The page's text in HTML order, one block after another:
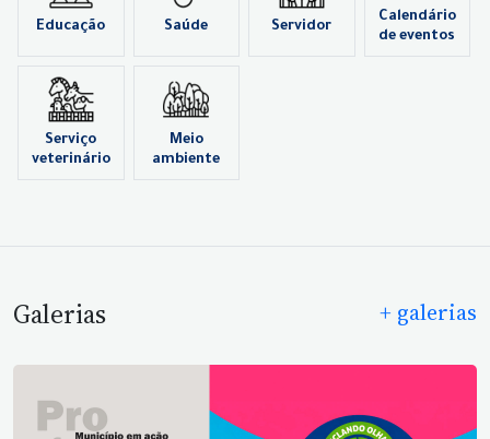
Educação Saúde Servidor
Calendário
de eventos
Serviço
veterinário
Meio
ambiente
Galerias + galerias